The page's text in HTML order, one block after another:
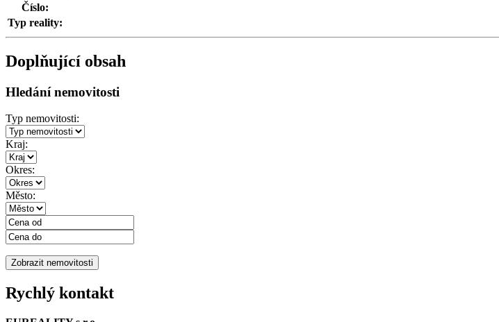
Číslo:
Typ reality:
Doplňující obsah
Hledání nemovitosti
Typ nemovitosti:
Kraj:
Okres:
Město:
Rychlý kontakt